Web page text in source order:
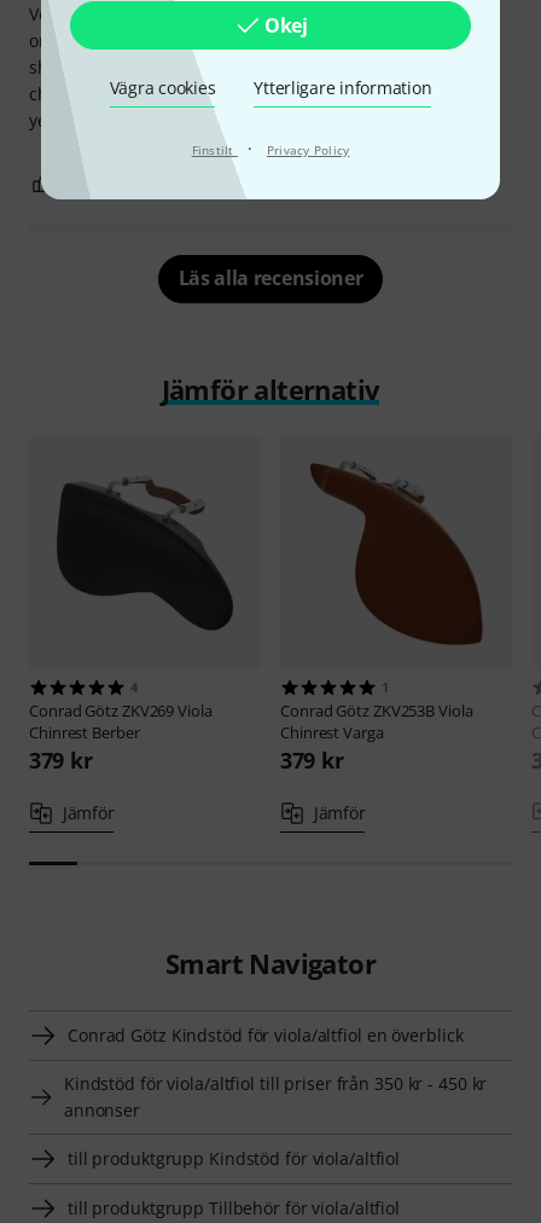
Okej
Vägra cookies Ytterligare information
Finstilt · Privacy Policy
Very happy with this very low and flat chin rest. I bought
one for my violin and another one for my viola. I have a
short neck and for many years I have tried many different
chin rests, and I never found the right fit...after so many
years, I have finally found the chin rest that suits me best.
ANMÄL RECENSION
Läs alla recensioner
Jämför alternativ
4
Conrad Götz ZKV269 Viola
Chinrest Berber
379 kr
Jämför
1
Conrad Götz ZKV253B Viola
Chinrest Varga
379 kr
Jämför
Smart Navigator
Conrad Götz Kindstöd för viola/altfiol en överblick
Kindstöd för viola/altfiol till priser från 350 kr - 450 kr
annonser
till produktgrupp Kindstöd för viola/altfiol
till produktgrupp Tillbehör för viola/altfiol